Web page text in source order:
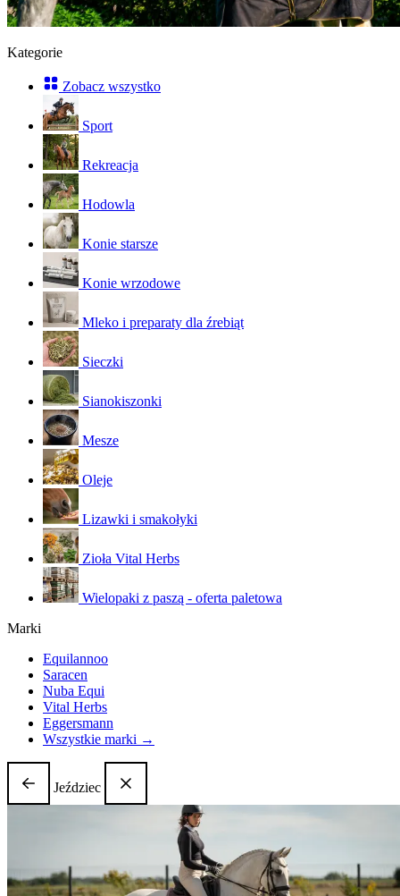
Kategorie
Zobacz wszystko
Sport
Rekreacja
Hodowla
Konie starsze
Konie wrzodowe
Mleko i preparaty dla źrebiąt
Sieczki
Sianokiszonki
Mesze
Oleje
Lizawki i smakołyki
Zioła Vital Herbs
Wielopaki z paszą - oferta paletowa
Marki
Equilannoo
Saracen
Nuba Equi
Vital Herbs
Eggersmann
Wszystkie marki →
Jeździec